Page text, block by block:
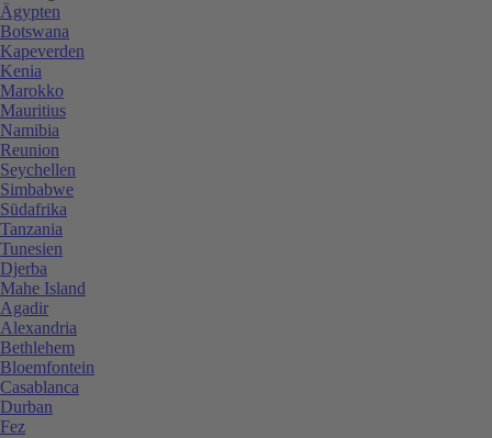
Ägypten
Botswana
Kapeverden
Kenia
Marokko
Mauritius
Namibia
Reunion
Seychellen
Simbabwe
Südafrika
Tanzania
Tunesien
Djerba
Mahe Island
Agadir
Alexandria
Bethlehem
Bloemfontein
Casablanca
Durban
Fez